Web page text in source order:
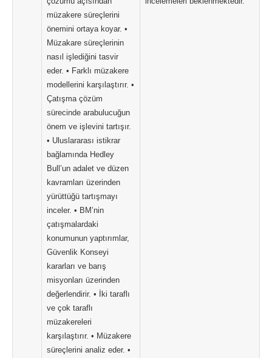
müzakere süreçlerini
önemini ortaya koyar. •
Müzakare süreçlerinin
nasıl işlediğini tasvir
eder. • Farklı müzakere
modellerini karşılaştırır. •
Çatışma çözüm
sürecinde arabulucuğun
önem ve işlevini tartışır.
• Uluslararası istikrar
bağlamında Hedley
Bull’un adalet ve düzen
kavramları üzerinden
yürüttüğü tartışmayı
inceler. • BM’nin
çatışmalardaki
konumunun yaptırımlar,
Güvenlik Konseyi
kararları ve barış
misyonları üzerinden
değerlendirir. • İki taraflı
ve çok taraflı
müzakereleri
karşılaştırır. • Müzakere
süreçlerini analiz eder. •